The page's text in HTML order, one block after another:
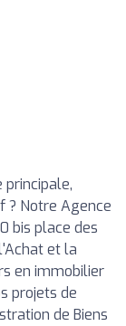
principale,
? Notre Agence
bis place des
et la
en immobilier
projets de
de Biens